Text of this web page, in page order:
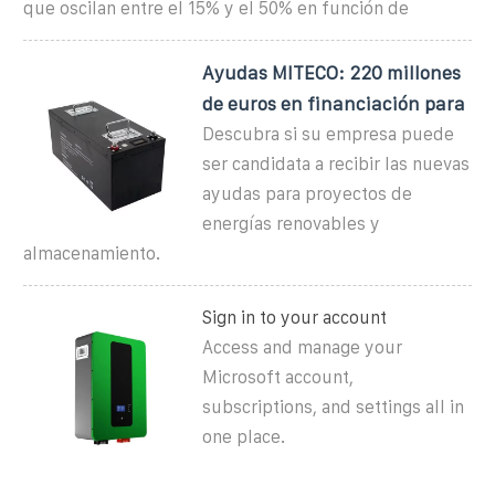
que oscilan entre el 15% y el 50% en función de
Ayudas MITECO: 220 millones
de euros en financiación para
Descubra si su empresa puede
ser candidata a recibir las nuevas
ayudas para proyectos de
energías renovables y
almacenamiento.
Sign in to your account
Access and manage your
Microsoft account,
subscriptions, and settings all in
one place.